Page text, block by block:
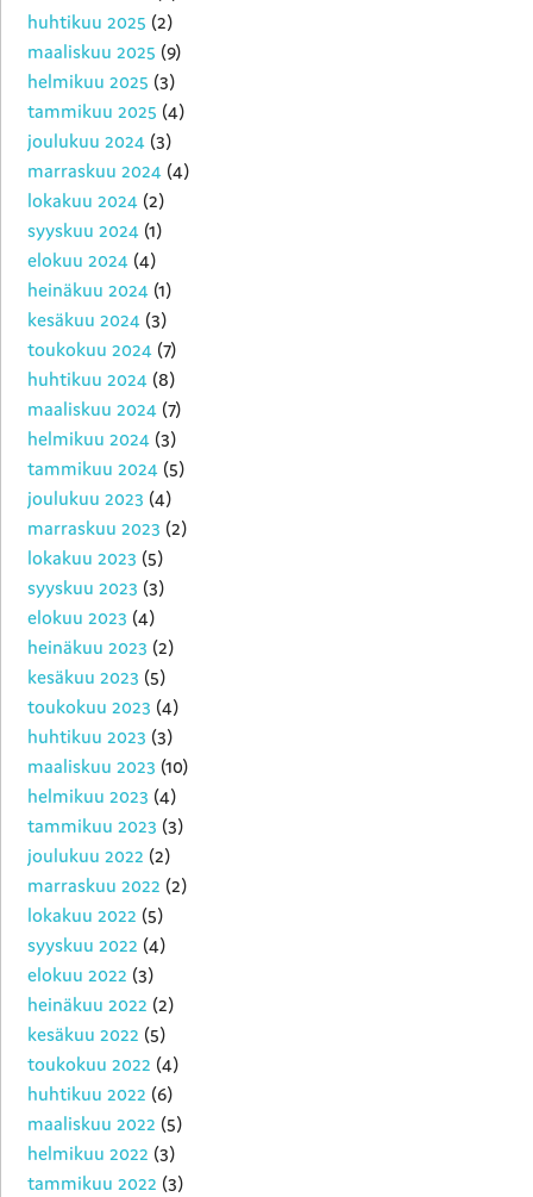
huhtikuu 2025 (2)
maaliskuu 2025 (9)
helmikuu 2025 (3)
tammikuu 2025 (4)
joulukuu 2024 (3)
marraskuu 2024 (4)
lokakuu 2024 (2)
syyskuu 2024 (1)
elokuu 2024 (4)
heinäkuu 2024 (1)
kesäkuu 2024 (3)
toukokuu 2024 (7)
huhtikuu 2024 (8)
maaliskuu 2024 (7)
helmikuu 2024 (3)
tammikuu 2024 (5)
joulukuu 2023 (4)
marraskuu 2023 (2)
lokakuu 2023 (5)
syyskuu 2023 (3)
elokuu 2023 (4)
heinäkuu 2023 (2)
kesäkuu 2023 (5)
toukokuu 2023 (4)
huhtikuu 2023 (3)
maaliskuu 2023 (10)
helmikuu 2023 (4)
tammikuu 2023 (3)
joulukuu 2022 (2)
marraskuu 2022 (2)
lokakuu 2022 (5)
syyskuu 2022 (4)
elokuu 2022 (3)
heinäkuu 2022 (2)
kesäkuu 2022 (5)
toukokuu 2022 (4)
huhtikuu 2022 (6)
maaliskuu 2022 (5)
helmikuu 2022 (3)
tammikuu 2022 (3)